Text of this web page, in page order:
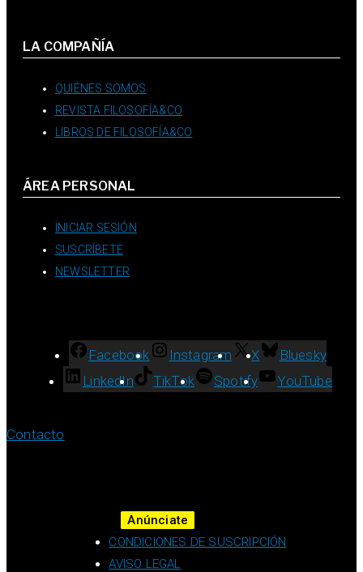
LA COMPAÑÍA
QUIÉNES SOMOS
REVISTA FILOSOFÍA&CO
LIBROS DE FILOSOFÍA&CO
ÁREA PERSONAL
INICIAR SESIÓN
SUSCRÍBETE
NEWSLETTER
Facebook Instagram X
Bluesky
LinkedIn
TikTok Spotify YouTube
Contacto
Anúnciate
CONDICIONES DE SUSCRIPCIÓN
AVISO LEGAL